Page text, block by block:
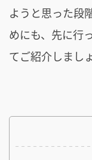
ようと思った段
めにも、先に行
てご紹介しまし